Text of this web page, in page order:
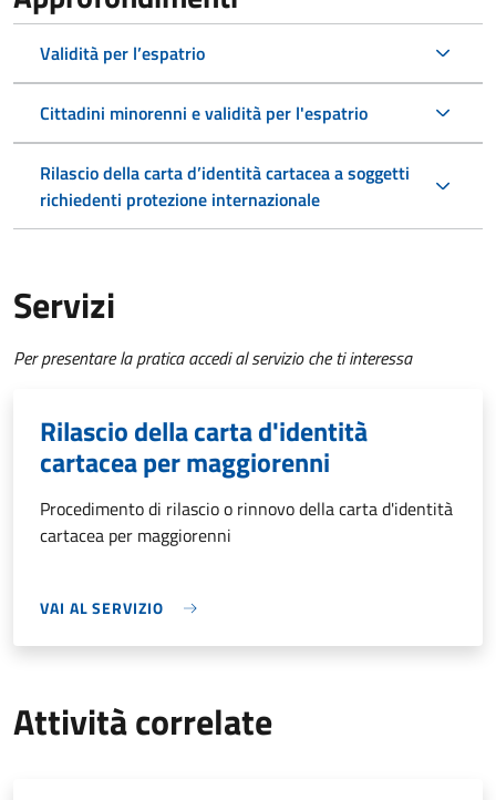
Validità per l’espatrio
Cittadini minorenni e validità per l'espatrio
Rilascio della carta d’identità cartacea a soggetti
richiedenti protezione internazionale
Servizi
Per presentare la pratica accedi al servizio che ti interessa
Rilascio della carta d'identità
cartacea per maggiorenni
Procedimento di rilascio o rinnovo della carta d'identità
cartacea per maggiorenni
VAI AL SERVIZIO
Attività correlate